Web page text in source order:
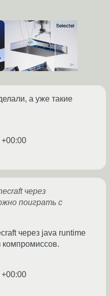
а уже такие
через
поиграть с
через java runtime
компромиссов.